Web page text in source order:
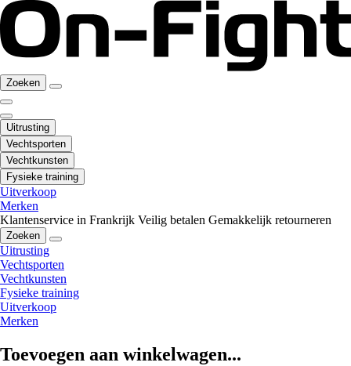
Zoeken
Uitrusting
Vechtsporten
Vechtkunsten
Fysieke training
Uitverkoop
Merken
Klantenservice in Frankrijk Veilig betalen Gemakkelijk retourneren
Zoeken
Uitrusting
Vechtsporten
Vechtkunsten
Fysieke training
Uitverkoop
Merken
Toevoegen aan winkelwagen...